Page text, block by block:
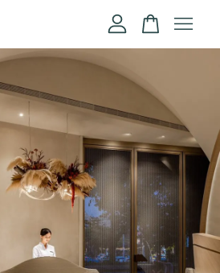
車目前還是空的。
繼續購物